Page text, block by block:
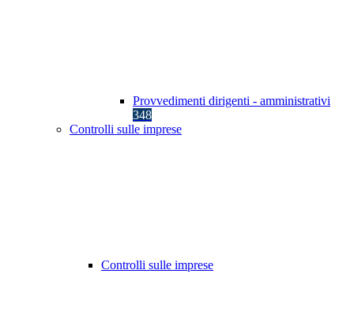
Provvedimenti dirigenti - amministrativi
348
Controlli sulle imprese
Controlli sulle imprese